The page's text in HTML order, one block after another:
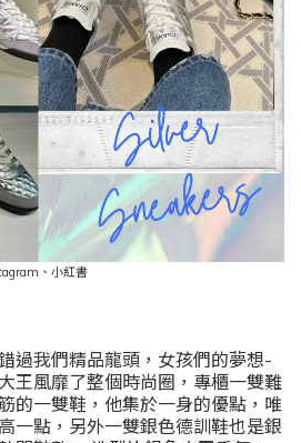
、小紅書
過我們精品龍頭，女孩們的夢想-
王風靡了整個時尚圈，專櫃一雙難
的一雙鞋，他集於一身的優點，唯
一點，另外一雙銀色德訓鞋也是銀